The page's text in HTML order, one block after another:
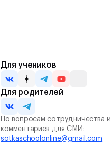
Для учеников
Для родителей
По вопросам сотрудничества и
комментариев для СМИ:
sotkaschoolonline@gmail.com